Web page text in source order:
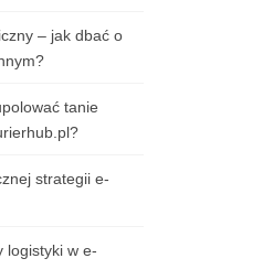
– jak dbać o
tanie
strategii e-
logistyki w e-